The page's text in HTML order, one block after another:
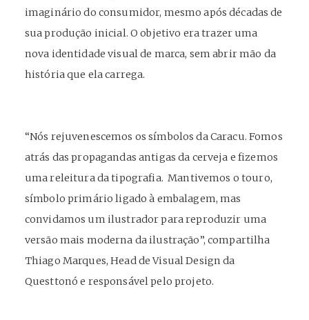
imaginário do consumidor, mesmo após décadas de
sua produção inicial. O objetivo era trazer uma
nova identidade visual de marca, sem abrir mão da
história que ela carrega.
“Nós rejuvenescemos os símbolos da Caracu. Fomos
atrás das propagandas antigas da cerveja e fizemos
uma releitura da tipografia. Mantivemos o touro,
símbolo primário ligado à embalagem, mas
convidamos um ilustrador para reproduzir uma
versão mais moderna da ilustração”, compartilha
Thiago Marques, Head de Visual Design da
Questtonó e responsável pelo projeto.